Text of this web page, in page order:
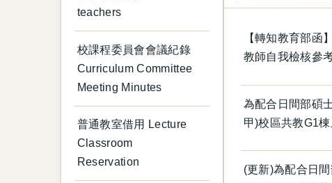
teachers
校課程委員會會議紀錄
Curriculum Committee
Meeting Minutes
普通教室借用 Lecture
Classroom
Reservation
【轉知教育部函
教師自我檢核參
為配合日間部碩
甲)校區共教G1
(更新)為配合日